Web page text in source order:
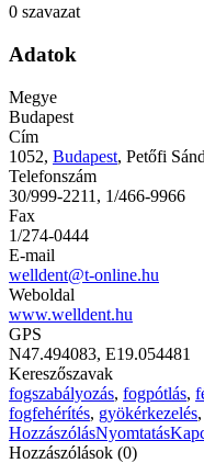
0 szavazat
Adatok
Megye
Budapest
Cím
1052, Budapest, Petőfi
Telefonszám
30/999-2211, 1/466-9966
Fax
1/274-0444
E-mail
welldent@t-online.hu
Weboldal
www.welldent.hu
GPS
N47.494083, E19.054481
Kereszőszavak
fogszabályozás, fogpótlás,
fogfehérítés, gyökérkezelés,
HozzászólásNyomtatás
Hozzászólások (0)